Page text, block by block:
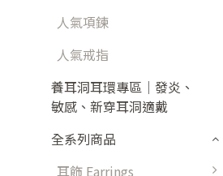
人氣項鍊
人氣戒指
養耳洞耳環專區｜發炎、
敏感、新穿耳洞適戴
全系列商品
耳飾 Earrings